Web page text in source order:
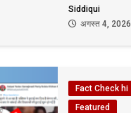
Siddiqui
अगस्त 4, 2026
Fact Check hi
Featured